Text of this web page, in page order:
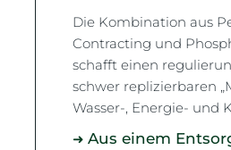
Die Kombination aus
Contracting und
schafft einen
schwer replizierbaren
Wasser-, Energie- und
➜ Aus einem